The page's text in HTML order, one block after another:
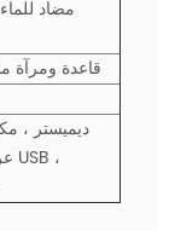
قاعدة ومرآة
ديميستر ،